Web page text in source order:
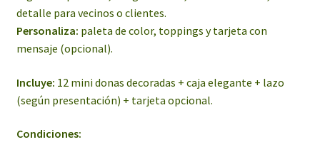
detalle para vecinos o clientes.
Personaliza: paleta de color, toppings y tarjeta con
mensaje (opcional).
Incluye: 12 mini donas decoradas + caja elegante + lazo
(según presentación) + tarjeta opcional.
Condiciones: